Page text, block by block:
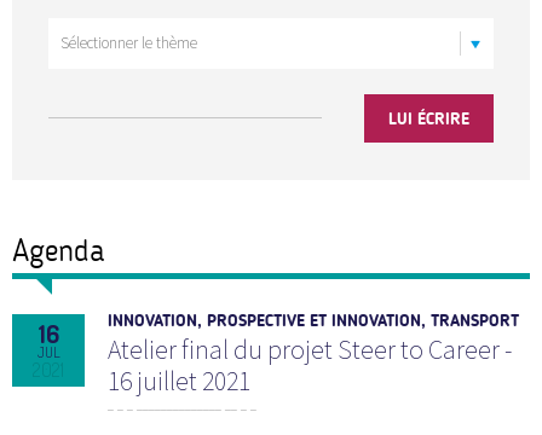
LUI ÉCRIRE
Agenda
16
JUL
INNOVATION, PROSPECTIVE ET INNOVATION, TRANSPORT
Atelier final du projet Steer to Career -
16 juillet 2021